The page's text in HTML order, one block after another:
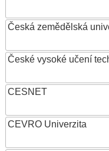
Česká zemědělská
České vysoké učení
CESNET
CEVRO Univerzita